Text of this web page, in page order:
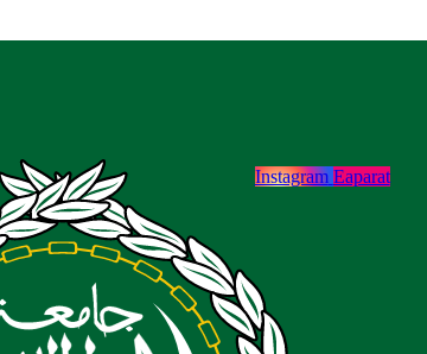
Instagram Eaparat